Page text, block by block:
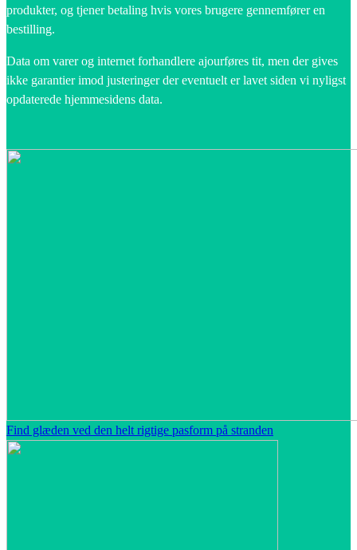
produkter, og tjener betaling hvis vores brugere gennemfører en
bestilling.
Data om varer og internet forhandlere ajourføres tit, men der gives
ikke garantier imod justeringer der eventuelt er lavet siden vi nyligst
opdaterede hjemmesidens data.
Find glæden ved den helt rigtige pasform på stranden